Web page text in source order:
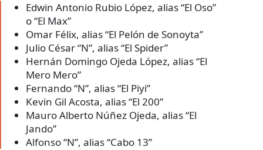
Edwin Antonio Rubio López, alias “El Oso”
o “El Max”
Omar Félix, alias “El Pelón de Sonoyta”
Julio César “N”, alias “El Spider”
Hernán Domingo Ojeda López, alias “El
Mero Mero”
Fernando “N”, alias “El Piyi”
Kevin Gil Acosta, alias “El 200”
Mauro Alberto Núñez Ojeda, alias “El
Jando”
Alfonso “N”, alias “Cabo 13”